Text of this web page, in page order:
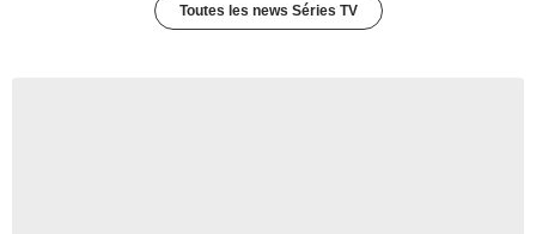
Toutes les news Séries TV